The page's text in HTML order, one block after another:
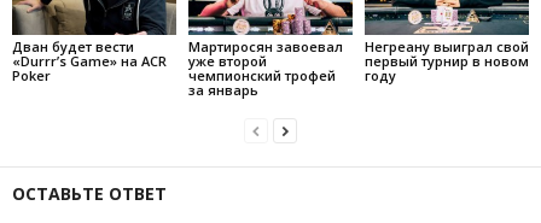
Дван будет вести
«Durrr’s Game» на ACR
Poker
Мартиросян завоевал
уже второй
чемпионский трофей
за январь
Негреану выиграл свой
первый турнир в новом
году
ОСТАВЬТЕ ОТВЕТ